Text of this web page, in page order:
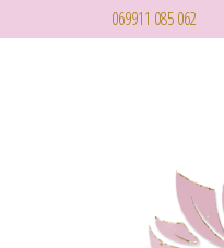
069911 085 062